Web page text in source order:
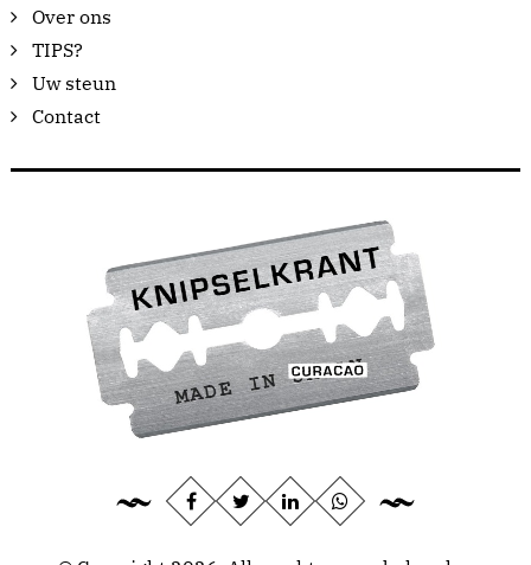
Over ons
TIPS?
Uw steun
Contact